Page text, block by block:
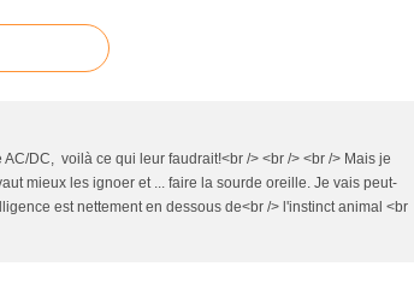
DC, voilà ce qui leur faudrait!<br /> <br /> <br /> Mais je
mieux les ignoer et ... faire la sourde oreille. Je vais peut-
est nettement en dessous de<br /> l'instinct animal <br